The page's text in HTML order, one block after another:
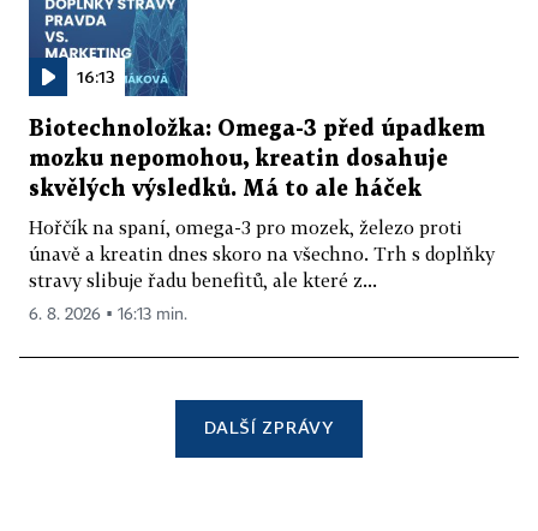
16:13
Biotechnoložka: Omega-3 před úpadkem
mozku nepomohou, kreatin dosahuje
skvělých výsledků. Má to ale háček
Hořčík na spaní, omega-3 pro mozek, železo proti
únavě a kreatin dnes skoro na všechno. Trh s doplňky
stravy slibuje řadu benefitů, ale které z...
6. 8. 2026 ▪ 16:13 min.
DALŠÍ ZPRÁVY